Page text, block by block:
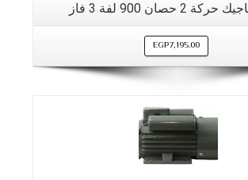
2 حصان 900 لفة 3 فاز
EGP7,195.00